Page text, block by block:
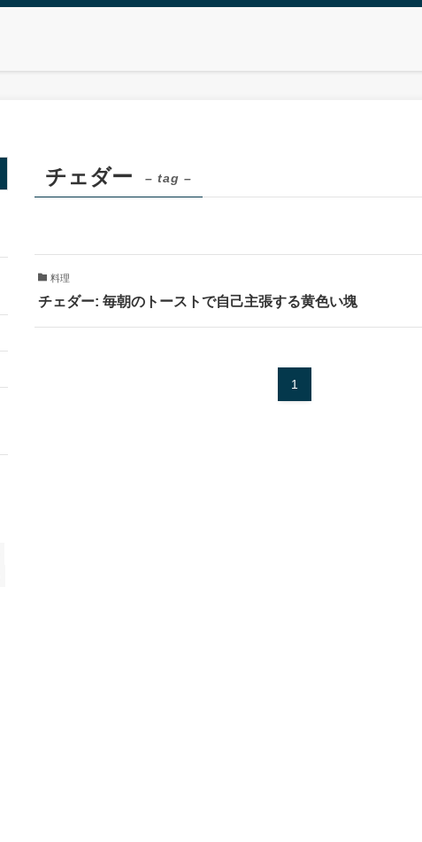
チェダー – tag –
料理
チェダー: 毎朝のトーストで自己主張する黄色い塊
1